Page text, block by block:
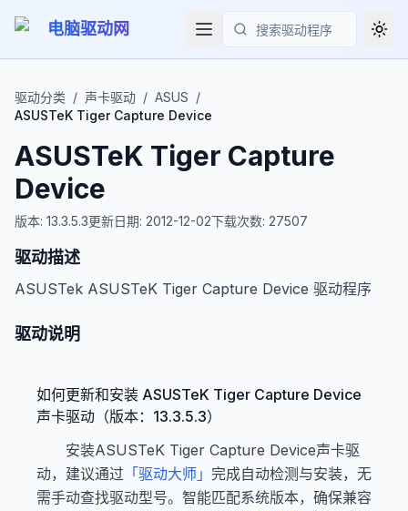
电脑驱动网
搜索
驱动分类 / 声卡驱动 / ASUS /
ASUSTeK Tiger Capture Device
ASUSTeK Tiger Capture
Device
版本: 13.3.5.3更新日期: 2012-12-02下载次数: 27507
驱动描述
ASUSTek ASUSTeK Tiger Capture Device 驱动程序
驱动说明
如何更新和安装 ASUSTeK Tiger Capture Device
声卡驱动（版本：13.3.5.3）
安装ASUSTeK Tiger Capture Device声卡驱
动，建议通过 「驱动大师」 完成自动检测与安装，无
需手动查找驱动型号。智能匹配系统版本，确保兼容